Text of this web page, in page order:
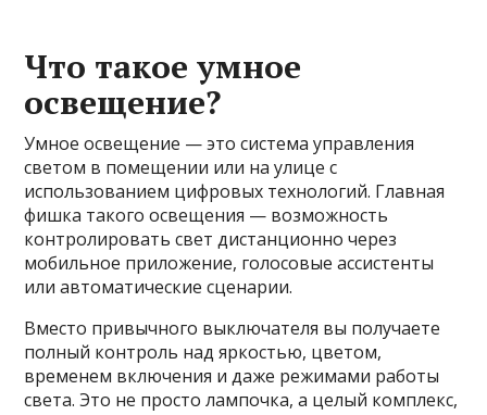
Что такое умное
освещение?
Умное освещение — это система управления
светом в помещении или на улице с
использованием цифровых технологий. Главная
фишка такого освещения — возможность
контролировать свет дистанционно через
мобильное приложение, голосовые ассистенты
или автоматические сценарии.
Вместо привычного выключателя вы получаете
полный контроль над яркостью, цветом,
временем включения и даже режимами работы
света. Это не просто лампочка, а целый комплекс,